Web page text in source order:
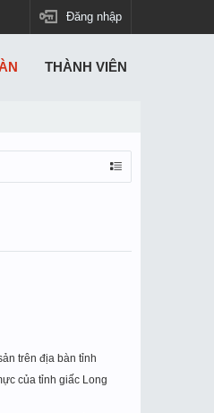
Đăng nhập
trên địa bàn tỉnh
của tỉnh giấc Long
THÀNH VIÊN